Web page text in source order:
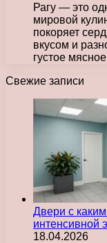
Рагу — это
мировой
покоряет
вкусом и
густое
Свежие записи
Двери с
интенсивной
18.04.2026